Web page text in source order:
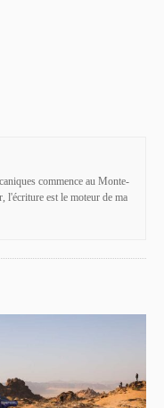
commence au Monte-
l'écriture est le moteur de ma